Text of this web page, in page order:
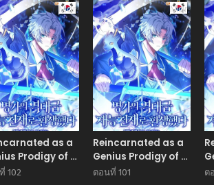
Manhwa
as a
Prodigy of a
Family
102
Manhwa
Reincarnated as a
Genius Prodigy of a
Prestigious Family
ตอนที่ 101 ต